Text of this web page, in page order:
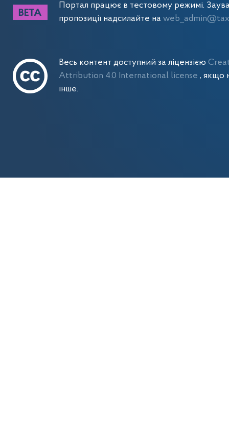
Портал працює в тестовому режимі.
пропозиції надсилайте на
Весь контент доступний за ліцензією
Attribution 4.0 International license , якщо
інше.